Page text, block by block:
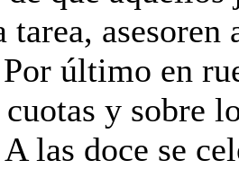
tarea,
último en
cuotas y sobre
las doce se